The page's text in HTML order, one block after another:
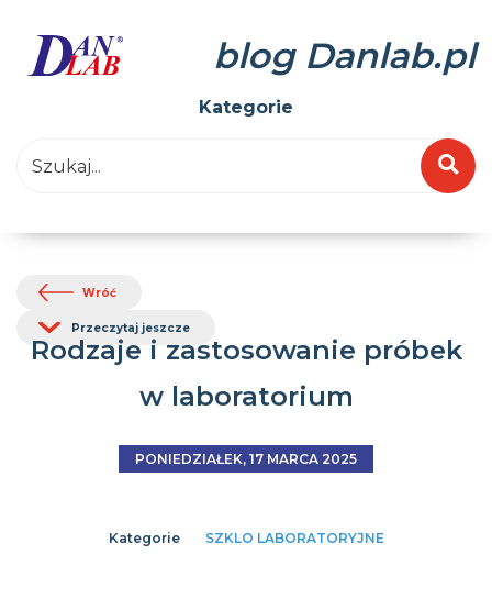
blog Danlab.pl
Kategorie
Wróć
Przeczytaj jeszcze
Rodzaje i zastosowanie próbek
w laboratorium
PONIEDZIAŁEK, 17 MARCA 2025
Kategorie SZKLO LABORATORYJNE